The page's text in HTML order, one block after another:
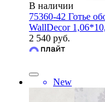
В наличии
75360-42 Готье
WallDecor
2 540 руб.
New